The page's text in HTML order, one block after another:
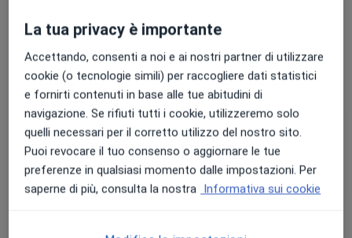
Via Germanico, 96, Roma •Mappa
Visita dentistica
Prestazione gratuita
Mostra tutte le prestazioni
Dott.ssa Marta
Piragine
Dentista
Dott.ssa Giulia
Bernardi
Dentista
Dott.ssa Samira
Bianconi
Dentista
La tua privacy è importante
Accettando, consenti a noi e ai nostri partner di utilizzare
cookie (o tecnologie simili) per raccogliere dati statistici
e fornirti contenuti in base alle tue abitudini di
navigazione. Se rifiuti tutti i cookie, utilizzeremo solo
quelli necessari per il corretto utilizzo del nostro sito.
Puoi revocare il tuo consenso o aggiornare le tue
preferenze in qualsiasi momento dalle impostazioni. Per
saperne di più, consulta la nostra Informativa sui cookie